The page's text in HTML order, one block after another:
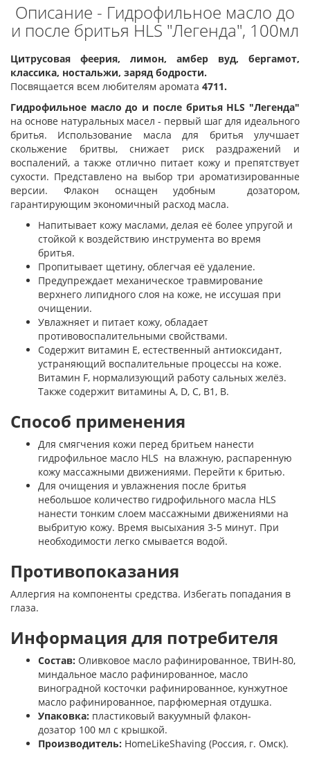
Описание - Гидрофильное масло до
и после бритья HLS "Легенда", 100мл
Цитрусовая феерия, лимон, амбер вуд, бергамот,
классика, ностальжи, заряд бодрости.
Посвящается всем любителям аромата 4711.
Гидрофильное масло до и после бритья HLS "Легенда"
на основе натуральных масел - первый шаг для идеального
бритья. Использование масла для бритья улучшает
скольжение бритвы, снижает риск раздражений и
воспалений, а также отлично питает кожу и препятствует
сухости. Представлено на выбор три ароматизированные
версии. Флакон оснащен удобным дозатором,
гарантирующим экономичный расход масла.
Напитывает кожу маслами, делая её более упругой и
стойкой к воздействию инструмента во время
бритья.
Пропитывает щетину, облегчая её удаление.
Предупреждает механическое травмирование
верхнего липидного слоя на коже, не иссушая при
очищении.
Увлажняет и питает кожу, обладает
противовоспалительными свойствами.
Содержит витамин Е, естественный антиоксидант,
устраняющий воспалительные процессы на коже.
Витамин F, нормализующий работу сальных желёз.
Также содержит витамины A, D, C, B1, B.
Способ применения
Для смягчения кожи перед бритьем нанести
гидрофильное масло HLS на влажную, распаренную
кожу массажными движениями. Перейти к бритью.
Для очищения и увлажнения после бритья
небольшое количество гидрофильного масла HLS
нанести тонким слоем массажными движениями на
выбритую кожу. Время высыхания 3-5 минут. При
необходимости легко смывается водой.
Противопоказания
Аллергия на компоненты средства. Избегать попадания в
глаза.
Информация для потребителя
Состав: Оливковое масло рафинированное, ТВИН-80,
миндальное масло рафинированное, масло
виноградной косточки рафинированное, кунжутное
масло рафинированное, парфюмерная отдушка.
Упаковка: пластиковый вакуумный флакон-
дозатор 100 мл с крышкой.
Производитель: HomeLikeShaving (Россия, г. Омск).